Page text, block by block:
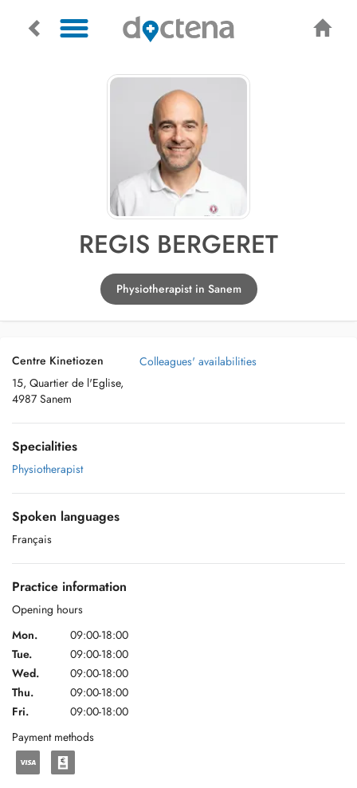
REGIS BERGERET
Physiotherapist in Sanem
Centre Kinetiozen
15, Quartier de l'Eglise,
4987 Sanem
Colleagues' availabilities
Specialities
Physiotherapist
Spoken languages
Français
Practice information
Opening hours
Mon.
09:00-18:00
Tue.
09:00-18:00
Wed.
09:00-18:00
Thu.
09:00-18:00
Fri.
09:00-18:00
Payment methods